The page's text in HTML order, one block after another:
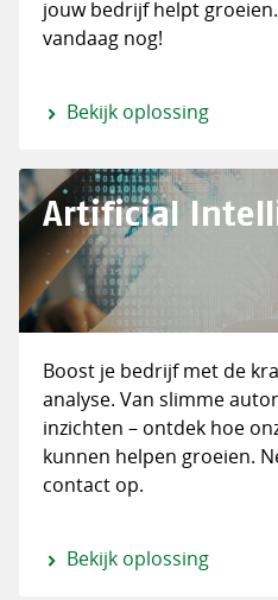
jouw bedrijf helpt
vandaag nog!
Bekijk oplossing
Artificial
Boost je bedrijf met de
analyse. Van slimme
inzichten – ontdek hoe
kunnen helpen groeien.
contact op.
Bekijk oplossing